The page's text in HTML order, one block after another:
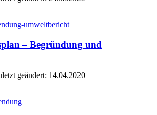
– Begründung und
geändert: 14.04.2020